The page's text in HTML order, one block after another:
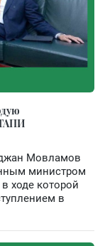
Мовламов
министром
ходе которой
в